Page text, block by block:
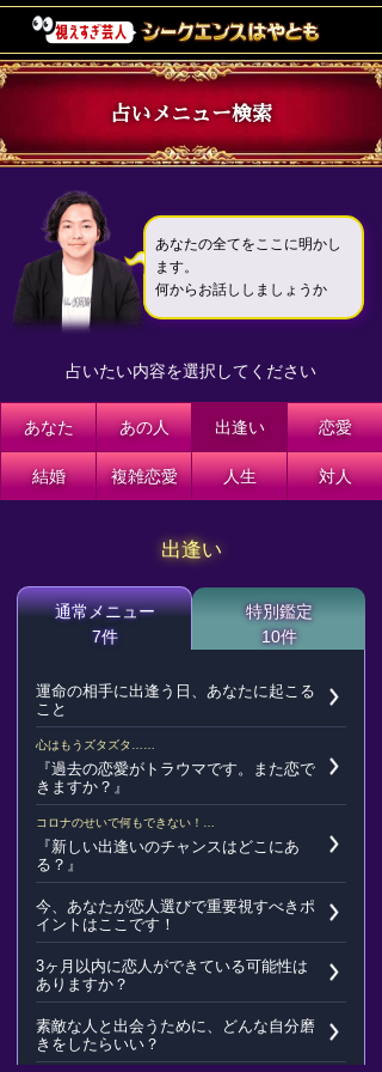
占いメニュー検索
あなたの全てをここに明かし
ます。
何からお話ししましょうか
占いたい内容を選択してください
あなた あの人 出逢い 恋愛
結婚 複雑恋愛 人生 対人
出逢い
通常メニュー
7件
特別鑑定
10件
運命の相手に出逢う日、あなたに起こる
こと
心はもうズタズタ……
『過去の恋愛がトラウマです。また恋で
きますか？』
コロナのせいで何もできない！…
『新しい出逢いのチャンスはどこにあ
る？』
今、あなたが恋人選びで重要視すべきポ
イントはここです！
3ヶ月以内に恋人ができている可能性は
ありますか？
素敵な人と出会うために、どんな自分磨
きをしたらいい？